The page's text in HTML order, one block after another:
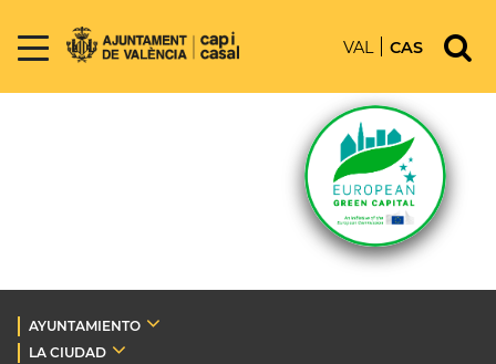
VAL CAS
AYUNTAMIENTO
LA CIUDAD